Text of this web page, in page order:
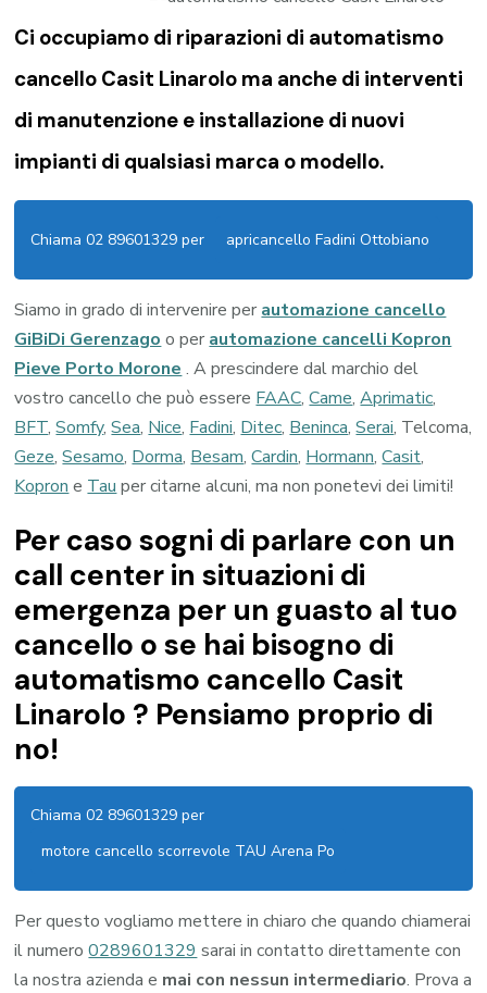
Ci occupiamo di riparazioni di automatismo
cancello Casit Linarolo ma anche di interventi
di manutenzione e installazione di nuovi
impianti di qualsiasi marca o modello.
Chiama 02 89601329 per apricancello Fadini Ottobiano
Siamo in grado di intervenire per automazione cancello
GiBiDi Gerenzago o per automazione cancelli Kopron
Pieve Porto Morone . A prescindere dal marchio del
vostro cancello che può essere FAAC,Came,Aprimatic,
BFT,Somfy,Sea, Nice, Fadini, Ditec, Beninca,Serai, Telcoma,
Geze,Sesamo, Dorma, Besam,Cardin, Hormann,Casit,
Kopron e Tau per citarne alcuni, ma non ponetevi dei limiti!
Per caso sogni di parlare con un
call center in situazioni di
emergenza per un guasto al tuo
cancello o se hai bisogno di
automatismo cancello Casit
Linarolo ? Pensiamo proprio di
no!
Chiama 02 89601329 per
motore cancello scorrevole TAU Arena Po
Per questo vogliamo mettere in chiaro che quando chiamerai
il numero0289601329 sarai in contatto direttamente con
la nostra azienda e mai con nessun intermediario. Prova a